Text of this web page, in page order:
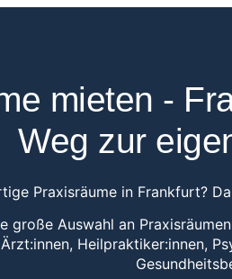
mieten -
Weg zur
Praxisräume in Frankfurt?
große Auswahl an
Heilpraktiker:innen,